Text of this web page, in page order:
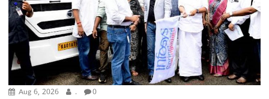
Aug 6, 2026 . 0